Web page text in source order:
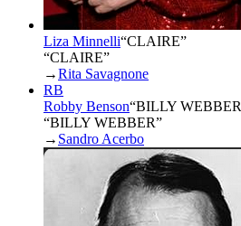
Liza Minnelli“CLAIRE”
“CLAIRE”
→Rita Savagnone
RB
Robby Benson“BILLY WEBBER
“BILLY WEBBER”
→ Sandro Acerbo